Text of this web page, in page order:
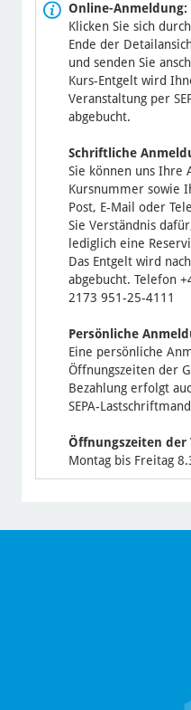
Online-Anmeldung:
Klicken Sie sich
Ende der
und senden Sie
Kurs-Entgelt wird
Veranstaltung per
abgebucht.
Schriftliche
Sie können uns Ihre
Kursnummer sowie
Post, E-Mail oder
Sie Verständnis
lediglich eine
Das Entgelt wird
abgebucht. Telefon
2173 951-25-4111
Persönliche
Eine persönliche
Öffnungszeiten der
Bezahlung erfolgt
SEPA-
Öffnungszeiten der
Montag bis Freitag